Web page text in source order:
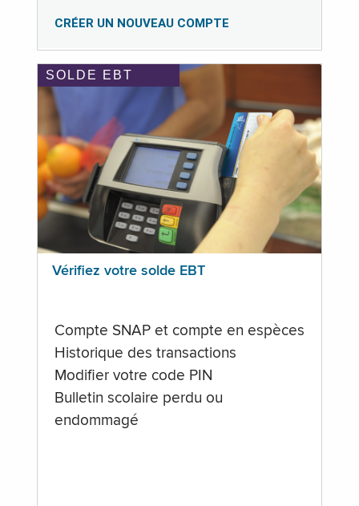
CRÉER UN NOUVEAU COMPTE
SOLDE EBT
Vérifiez votre solde EBT
Compte SNAP et compte en espèces
Historique des transactions
Modifier votre code PIN
Bulletin scolaire perdu ou
endommagé